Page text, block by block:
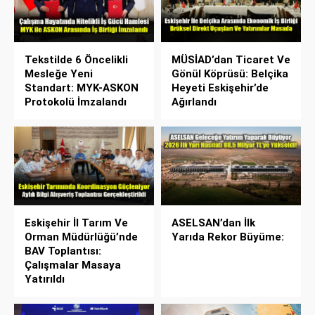
Tekstilde 6 Öncelikli
Mesleğe Yeni
Standart: MYK-ASKON
Protokolü İmzalandı
MÜSİAD’dan Ticaret Ve
Gönül Köprüsü: Belçika
Heyeti Eskişehir’de
Ağırlandı
Eskişehir İl Tarım Ve
Orman Müdürlüğü’nde
BAV Toplantısı:
Çalışmalar Masaya
Yatırıldı
ASELSAN’dan İlk
Yarıda Rekor Büyüme: